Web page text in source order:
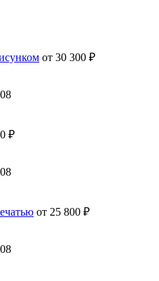
от 30 300 ₽
₽
от 25 800 ₽